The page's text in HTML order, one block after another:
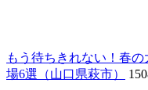
もう待ちきれない！春
場6選（山口県萩市）